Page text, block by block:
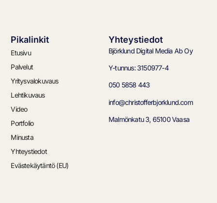
Pikalinkit
Etusivu
Palvelut
Yritysvalokuvaus
Lehtikuvaus
Video
Portfolio
Minusta
Yhteystiedot
Evästekäytäntö (EU)
Yhteystiedot
Björklund Digital Media Ab Oy
Y-tunnus: 3150977-4
050 5858 443
info@christofferbjorklund.com
Malmönkatu 3, 65100 Vaasa